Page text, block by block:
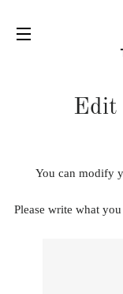
Edit
You can modify
Please write what